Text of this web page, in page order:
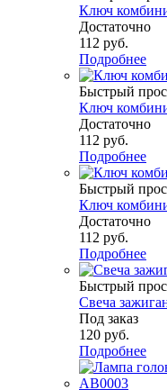
Ключ
Достаточно
112 руб.
Подробнее
Быстрый
Ключ
Достаточно
112 руб.
Подробнее
Быстрый
Ключ
Достаточно
112 руб.
Подробнее
Быстрый
Свеча
Под заказ
120 руб.
Подробнее